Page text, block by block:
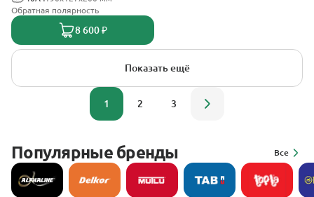
Обратная полярность
8 600 ₽
Показать ещё
1 2 3
Популярные бренды Все